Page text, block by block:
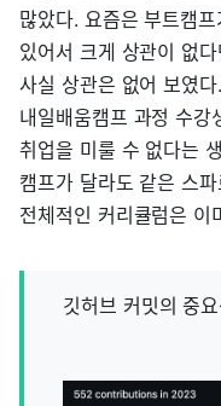
많았다. 요즘은 부트캠
있어서 크게 상관이 없
사실 상관은 없어 보였
내일배움캠프 과정 수
취업을 미룰 수 없다는
캠프가 달라도 같은 스
전체적인 커리큘럼은 이
깃허브 커밋의 중